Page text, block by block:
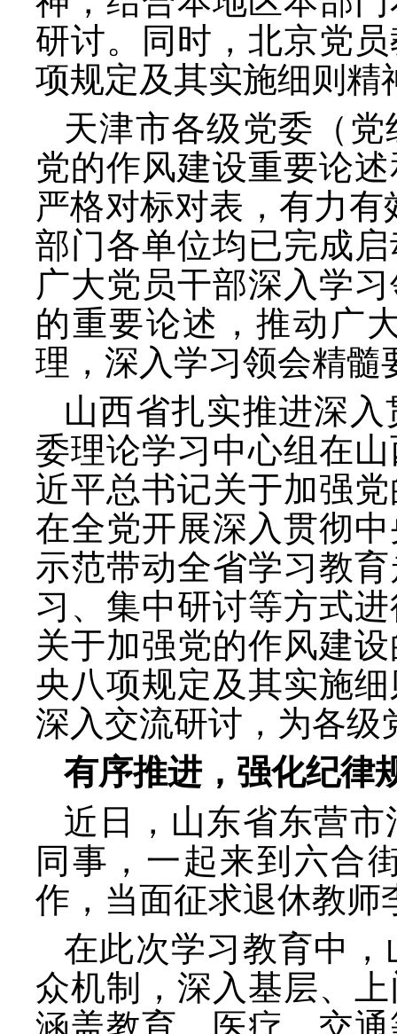
研讨。同时，北京党
项规定及其实施细则精
天津市各级党委（
党的作风建设重要论
严格对标对表，有力
部门各单位均已完成
广大党员干部深入学
的重要论述，推动广
理，深入学习领会精髓
山西省扎实推进深
委理论学习中心组在
近平总书记关于加强
在全党开展深入贯彻
示范带动全省学习教
习、集中研讨等方式
关于加强党的作风建
央八项规定及其实施
深入交流研讨，为各级
有序推进，强化纪律
近日，山东省东营
同事，一起来到六合
作，当面征求退休教师
在此次学习教育中
众机制，深入基层、
涵盖教育、医疗、交